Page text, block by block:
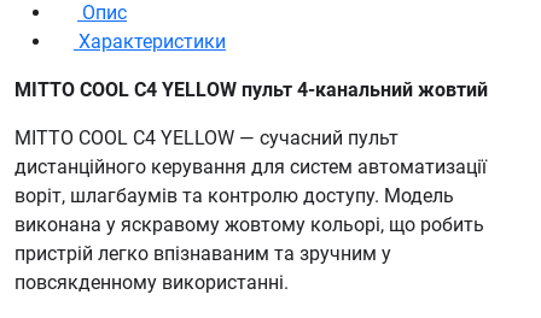
Опис
Характеристики
MITTO COOL C4 YELLOW пульт 4-канальний жовтий
MITTO COOL C4 YELLOW — сучасний пульт
дистанційного керування для систем автоматизації
воріт, шлагбаумів та контролю доступу. Модель
виконана у яскравому жовтому кольорі, що робить
пристрій легко впізнаваним та зручним у
повсякденному використанні.